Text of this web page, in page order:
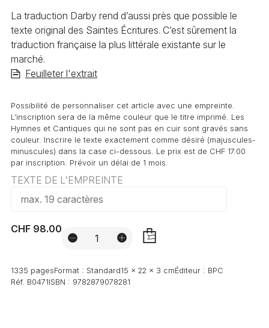
La traduction Darby rend d’aussi près que possible le
texte original des Saintes Écritures. C’est sûrement la
traduction française la plus littérale existante sur le
marché.
Feuilleter l'extrait
Possibilité de personnaliser cet article avec une empreinte.
L’inscription sera de la même couleur que le titre imprimé. Les
Hymnes et Cantiques qui ne sont pas en cuir sont gravés sans
couleur. Inscrire le texte exactement comme désiré (majuscules-
minuscules) dans la case ci-dessous. Le prix est de CHF 17.00
par inscription. Prévoir un délai de 1 mois.
TEXTE DE L'EMPREINTE
CHF 98.00
1335 pagesFormat : Standard15 x 22 x 3 cmÉditeur : BPC
Réf. B0471ISBN : 9782879078281